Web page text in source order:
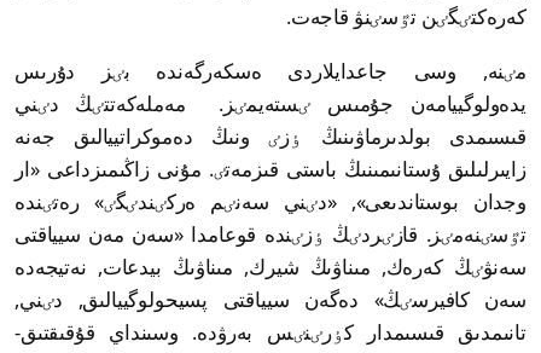
كەرەكتٸگٸن تٷسٸنۋ قاجەت.
مٸنە, وسى جاعدايلاردى ەسكەرگەندە بٸز دۇرىس
يدەولوگييامەن جۇمىس ٸستەيمٸز. مەملەكەتتٸڭ دٸني
قىسىمدى بولدىرماۋىنىڭ ٶزٸ ونىڭ دەموكراتييالىق جەنە
زايىرلىلىق ۇستانىمىنىڭ باستى قىزمەتٸ. مۇنى زاڭىمىزداعى «ار
وجدان بوستاندىعى», «دٸني سەنٸم ەركٸندٸگٸ» رەتٸندە
تٷسٸنەمٸز. قازٸردٸڭ ٶزٸندە قوعامدا «سەن مەن سيياقتى
سەنۋٸڭ كەرەك, مىناۋىڭ شيرك, مىناۋىڭ بيدعات, نەتيجەدە
سەن كافيرسٸڭ» دەگەن سيياقتى پسيحولوگييالىق, دٸني,
تانىمدىق قىسىمدار كٶرٸنٸس بەرۋدە. وسىنداي قۇقىقتىق-